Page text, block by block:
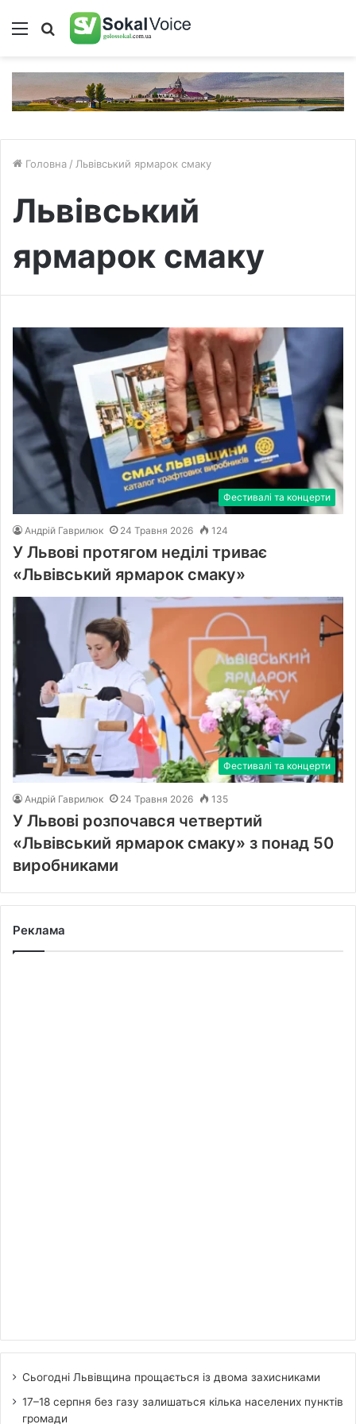
Меню Пошук
Головна / Львівський ярмарок смаку
Львівський
ярмарок смаку
Фестивалі та концерти
Андрій Гаврилюк 24 Травня 2026 124
У Львові протягом неділі триває
«Львівський ярмарок смаку»
Фестивалі та концерти
Андрій Гаврилюк 24 Травня 2026 135
У Львові розпочався четвертий
«Львівський ярмарок смаку» з понад 50
виробниками
Реклама
Сьогодні Львівщина прощається із двома захисниками
17–18 серпня без газу залишаться кілька населених пунктів
громади